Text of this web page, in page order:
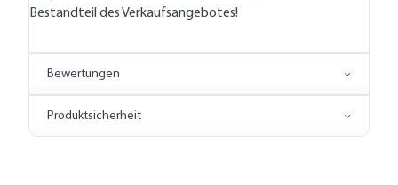
Bestandteil des Verkaufsangebotes!
Bewertungen
Produktsicherheit